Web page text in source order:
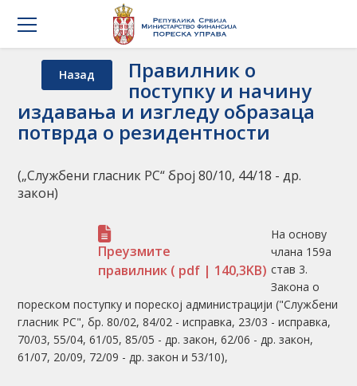
Назад Правилник о
поступку и начину
издавања и изгледу образаца
потврда о резидентности
(„Службени гласник РС“ број 80/10, 44/18 - др.
закон)
Преузмите
правилник ( pdf | 140,3KB)
На основу
члана 159а
став 3.
Закона о
пореском поступку и пореској администрацији ("Службени
гласник РС", бр. 80/02, 84/02 - исправка, 23/03 - исправка,
70/03, 55/04, 61/05, 85/05 - др. закон, 62/06 - др. закон,
61/07, 20/09, 72/09 - др. закон и 53/10),